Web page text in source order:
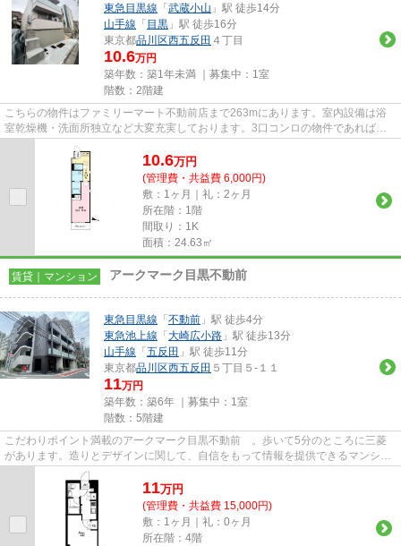
東急目黒線 「 武蔵小山 」駅 徒歩14分
山手線 「 目黒 」駅 徒歩16分
東京都品川区西五反田 ４丁目
10.6万円
築年数：築1年未満 ｜募集中： 1室
階数：2階建
こちらの物件はファミリーマート不動前店まで263mにあります。室内設備は浴
室乾燥機・洗面所独立など大変充実しております。3口コンロの物件であれば、
忙しい朝でも短い時間で一気に料...
10.6万円
(管理費・共益費 6,000円)
敷：1ヶ月｜礼：2ヶ月
所在階：1階
間取り：1K
面積：24.63㎡
賃貸｜マンション アークマーク目黒不動前
東急目黒線 「 不動前 」駅 徒歩4分
東急池上線 「 大崎広小路 」駅 徒歩13分
山手線 「 五反田 」駅 徒歩11分
東京都品川区西五反田 ５丁目５-１１
11万円
築年数：築6年 ｜募集中： 1室
階数：5階建
こだわりポイント満載のアークマーク目黒不動前 。歩いて5分のところに三菱
があります。造りとデザインに関して、自信をもって情報を提供できるマンショ
ンです。徒歩4分で駅にアクセ...
11万円
(管理費・共益費 15,000円)
敷：1ヶ月｜礼：0ヶ月
所在階：4階